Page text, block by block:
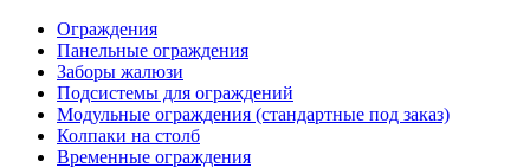
Ограждения
Панельные ограждения
Заборы жалюзи
Подсистемы для ограждений
Модульные ограждения (стандартные под заказ)
Колпаки на столб
Временные ограждения